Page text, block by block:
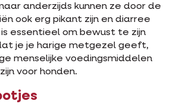
anderzijds kunnen ze door de
ook erg pikant zijn en diarree
essentieel om bewust te zijn
je je harige metgezel geeft,
menselijke voedingsmiddelen
voor honden.